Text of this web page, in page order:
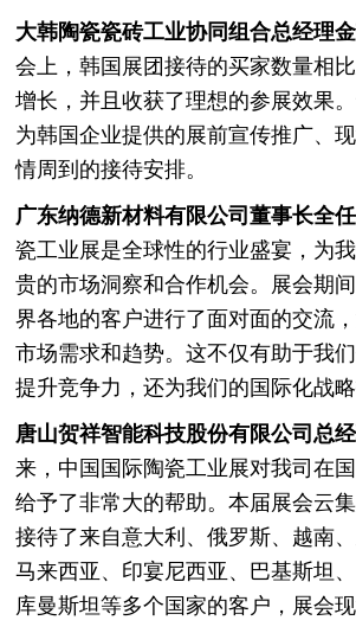
大韩陶瓷瓷砖工业协同组合总经理
会上，韩国展团接待的买家数量相
增长，并且收获了理想的参展效果
为韩国企业提供的展前宣传推广、
情周到的接待安排。
广东纳德新材料有限公司董事长全任
瓷工业展是全球性的行业盛宴，为
贵的市场洞察和合作机会。展会期
界各地的客户进行了面对面的交流
市场需求和趋势。这不仅有助于我
提升竞争力，还为我们的国际化战略
唐山贺祥智能科技股份有限公司总
来，中国国际陶瓷工业展对我司在
给予了非常大的帮助。本届展会云
接待了来自意大利、俄罗斯、越南、
马来西亚、印宴尼西亚、巴基斯坦
库曼斯坦等多个国家的客户，展会